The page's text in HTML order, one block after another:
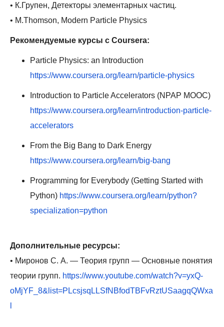
• К.Групен, Детекторы элементарных частиц.
• M.Thomson, Modern Particle Physics
Рекомендуемые курсы с Coursera:
Particle Physics: an Introduction
https://www.coursera.org/learn/particle-physics
Introduction to Particle Accelerators (NPAP MOOC)
https://www.coursera.org/learn/introduction-particle-
accelerators
From the Big Bang to Dark Energy
https://www.coursera.org/learn/big-bang
Programming for Everybody (Getting Started with
Python) https://www.coursera.org/learn/python?
specialization=python
Дополнительные ресурсы:
• Миронов С. А. — Теория групп — Основные понятия
теории групп. https://www.youtube.com/watch?v=yxQ-
oMjYF_8&list=PLcsjsqLLSfNBfodTBFvRztUSaagqQWxa